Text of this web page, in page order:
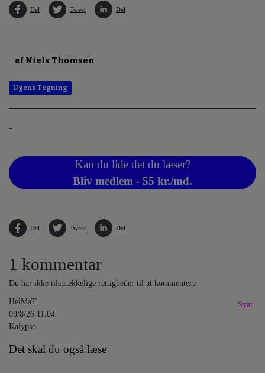
Del Tweet Del
af Niels Thomsen
Ugens Tegning
-
Kan du lide det du læser?
Bliv medlem - 55 kr./md.
Del Tweet Del
1 kommentar
Du har ikke tilstrækkelige rettigheder til at kommentere
HelMaT
09/8/26 11:04
Kalypso
Svar
Det skal du også læse